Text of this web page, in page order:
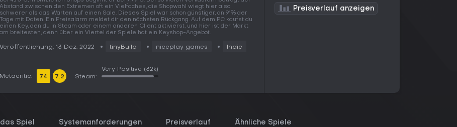
Abstand zwischen den Extremen oft ein Vielfaches, die Shopwahl wiegt hier also
schwerer als das Warten auf einen Sale. Dieses Spiel war schon günstiger, an 91% der
Tage mit Daten. Ein Preisalarm meldet dir den nächsten Rückgang. Auf dem PC kaufst du
einen Key, den du in Steam oder einem anderen Client aktivierst, und hier ist der Markt
am breitesten, denn über ein Viertel der Spiele hat ein Keyshop-Angebot.
Veröffentlichung: 13 Dez. 2022 tinyBuild niceplay games Indie
Metacritic: 74 7.2 Steam:
Very Positive (32k)
Preisverlauf anzeigen
Spiel Systemanforderungen Preisverlauf Ähnliche Spiele